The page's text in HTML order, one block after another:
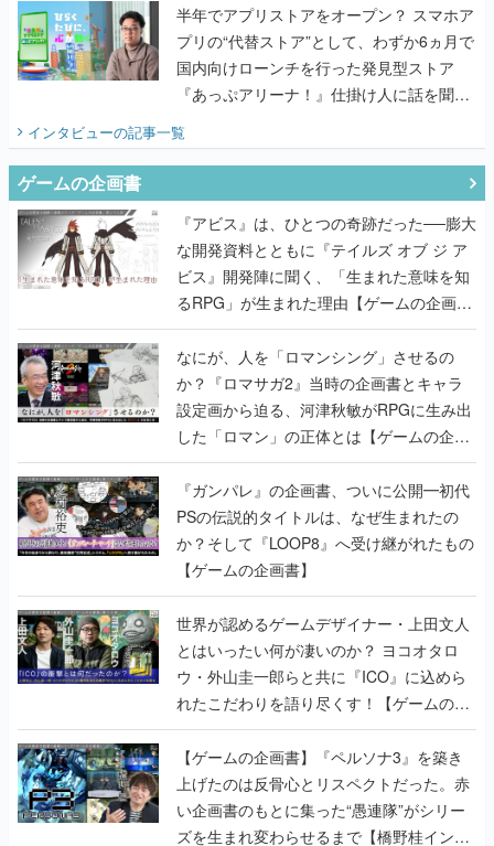
半年でアプリストアをオープン？ スマホア
プリの“代替ストア”として、わずか6ヵ月で
国内向けローンチを行った発見型ストア
『あっぷアリーナ！』仕掛け人に話を聞い
てみた
インタビューの記事一覧
ゲームの企画書
『アビス』は、ひとつの奇跡だった──膨大
な開発資料とともに『テイルズ オブ ジ ア
ビス』開発陣に聞く、「生まれた意味を知
るRPG」が生まれた理由【ゲームの企画
書】
なにが、人を「ロマンシング」させるの
か？『ロマサガ2』当時の企画書とキャラ
設定画から迫る、河津秋敏がRPGに生み出
した「ロマン」の正体とは【ゲームの企画
書】
『ガンパレ』の企画書、ついに公開━初代
PSの伝説的タイトルは、なぜ生まれたの
か？そして『LOOP8』へ受け継がれたもの
【ゲームの企画書】
世界が認めるゲームデザイナー・上田文人
とはいったい何が凄いのか？ ヨコオタロ
ウ・外山圭一郎らと共に『ICO』に込めら
れたこだわりを語り尽くす！【ゲームの企
画書】
【ゲームの企画書】『ペルソナ3』を築き
上げたのは反骨心とリスペクトだった。赤
い企画書のもとに集った“愚連隊”がシリー
ズを生まれ変わらせるまで【橋野桂インタ